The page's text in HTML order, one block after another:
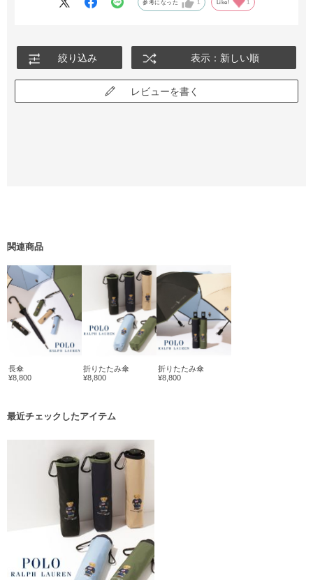
参考になった 1 Like! 1
絞り込み 表示：新しい順
レビューを書く
関連商品
長傘
¥8,800
折りたたみ傘
¥8,800
折りたたみ傘
¥8,800
最近チェックしたアイテム